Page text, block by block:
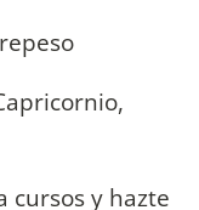
cursos y hazte